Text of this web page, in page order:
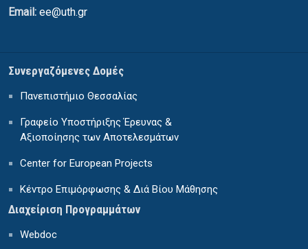
Email: ee@uth.gr
Συνεργαζόμενες Δομές
Πανεπιστήμιο Θεσσαλίας
Γραφείο Υποστήριξης Έρευνας &
Αξιοποίησης των Αποτελεσμάτων
Center for European Projects
Κέντρο Επιμόρφωσης & Διά Βίου Μάθησης
Διαχείριση Προγραμμάτων
Webdoc